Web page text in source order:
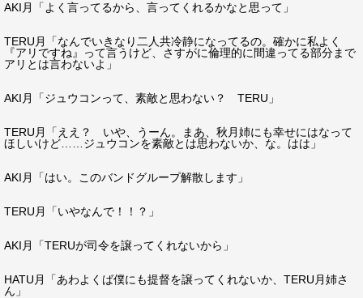
AKI月「よく言ってるから、言ってくれるかなと思って」
TERU月「なんでいきなり二人共冷静になってるの。確かに私よく
『アリですね』って言うけど、さすがに倫理的に間違ってる部分まで
アリとは言わないよ」
AKI月「ジュウコンって、素敵と思わない？ TERU」
TERU月「ええ？ いや、うーん。まあ、秋月姉にも幸せにはなって
ほしいけど……ジュウコンを素敵とは思わないか、な。はは」
AKI月「はい。このバンドグループ解散します」
TERU月「いやなんで！！？」
AKI月「TERUが司令を譲ってくれないから」
HATU月「あわよくば僕にも提督を譲ってくれないか、TERU月姉さ
ん」